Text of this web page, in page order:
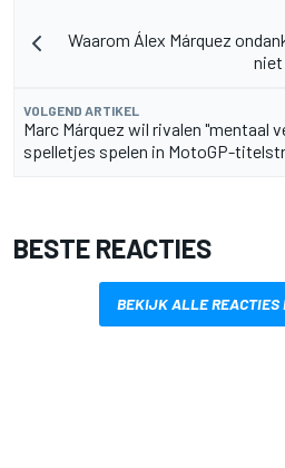
Waarom Álex Márquez
niet
VOLGEND ARTIKEL
Marc Márquez wil rivalen "mentaal
spelletjes spelen in MotoGP-
BESTE REACTIES
BEKIJK ALLE REACTIES